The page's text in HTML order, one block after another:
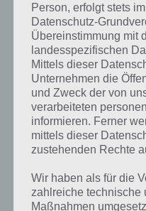
Drei ist die Lösung für das
Wort, doch welche Bedeutung
den wir eher als die Ziffer
es natürlich in verschiedenen
Einordnung des Begriffes
Kommen wir als nächstes zur
Mathematik. Die Drei ist eine
der vier. Weiterhin ist sie die
bekanntlich keine Primzahl)
gibt aber noch weitere
Primzahl und der Femat-
Fibonacci-Folge ist sie die
gekennzeichnet.
Person, erfolgt stets
Datenschutz-
Übereinstimmung mit
landesspezifischen
Mittels dieser
Unternehmen die
und Zweck der von
verarbeiteten
informieren. Ferner
mittels dieser
zustehenden Rechte
Wir haben als für die
zahlreiche technische
Maßnahmen